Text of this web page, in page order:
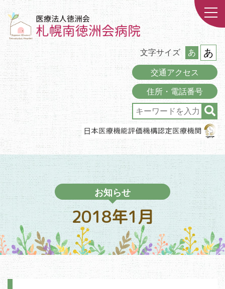
文字サイズ あ あ
交通アクセス
住所・電話番号
お知らせ
2018年1月